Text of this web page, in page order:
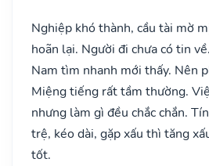
Nghiệp khó thành, cầu tài mờ
hoãn lại. Người đi chưa có tin
Nam tìm nhanh mới thấy. Nên
Miệng tiếng rất tầm thường.
nhưng làm gì đều chắc chắn.
trệ, kéo dài, gặp xấu thì tăng
tốt.